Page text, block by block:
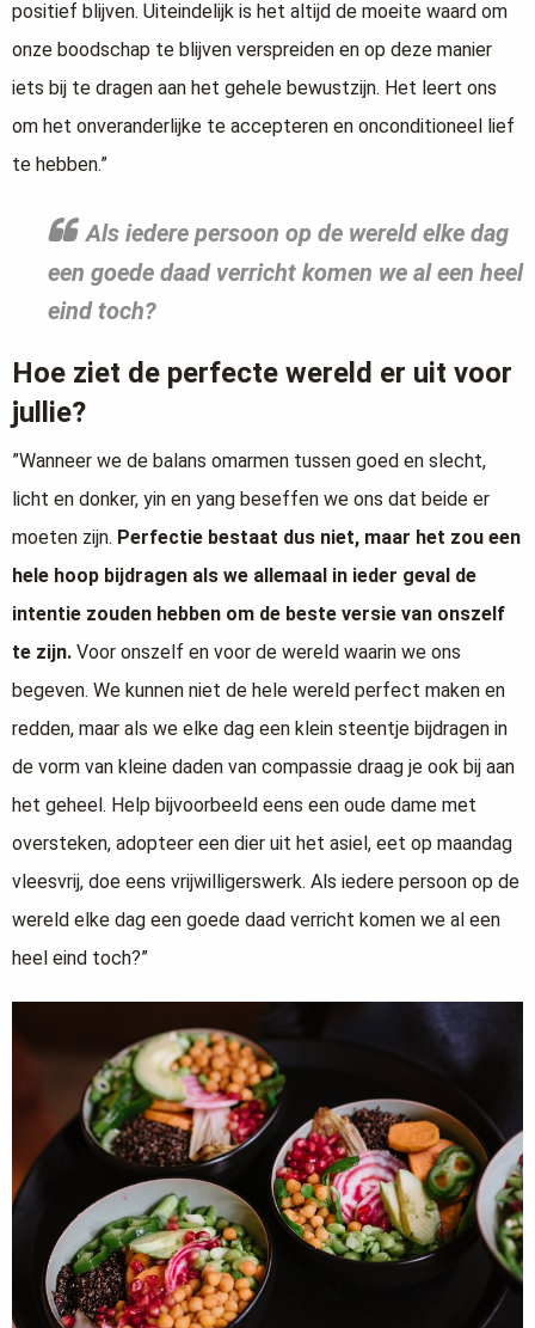
positief blijven. Uiteindelijk is het altijd de moeite waard om
onze boodschap te blijven verspreiden en op deze manier
iets bij te dragen aan het gehele bewustzijn. Het leert ons
om het onveranderlijke te accepteren en onconditioneel lief
te hebben.”
Als iedere persoon op de wereld elke dag
een goede daad verricht komen we al een heel
eind toch?
Hoe ziet de perfecte wereld er uit voor
jullie?
”Wanneer we de balans omarmen tussen goed en slecht,
licht en donker, yin en yang beseffen we ons dat beide er
moeten zijn. Perfectie bestaat dus niet, maar het zou een
hele hoop bijdragen als we allemaal in ieder geval de
intentie zouden hebben om de beste versie van onszelf
te zijn. Voor onszelf en voor de wereld waarin we ons
begeven. We kunnen niet de hele wereld perfect maken en
redden, maar als we elke dag een klein steentje bijdragen in
de vorm van kleine daden van compassie draag je ook bij aan
het geheel. Help bijvoorbeeld eens een oude dame met
oversteken, adopteer een dier uit het asiel, eet op maandag
vleesvrij, doe eens vrijwilligerswerk. Als iedere persoon op de
wereld elke dag een goede daad verricht komen we al een
heel eind toch?”